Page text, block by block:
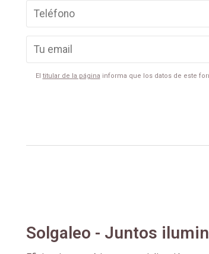
El titular de la página informa que los datos de este
Solgaleo - Juntos